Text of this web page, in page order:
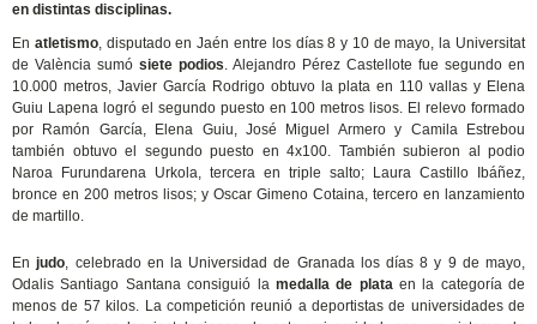
en distintas disciplinas.
En atletismo, disputado en Jaén entre los días 8 y 10 de mayo, la Universitat
de València sumósiete podios. Alejandro Pérez Castellote fue segundo en
10.000 metros, Javier García Rodrigo obtuvo la plata en 110 vallas y Elena
Guiu Lapena logró el segundo puesto en 100 metros lisos. El relevo formado
por Ramón García, Elena Guiu, José Miguel Armero y Camila Estrebou
también obtuvo el segundo puesto en 4x100. También subieron al podio
Naroa Furundarena Urkola, tercera en triple salto; Laura Castillo Ibáñez,
bronce en 200 metros lisos; y Oscar Gimeno Cotaina, tercero en lanzamiento
de martillo.
Enjudo, celebrado en la Universidad de Granada los días 8 y 9 de mayo,
Odalis Santiago Santana consiguió la medalla de plataen la categoría de
menos de 57 kilos. La competición reunió a deportistas de universidades de